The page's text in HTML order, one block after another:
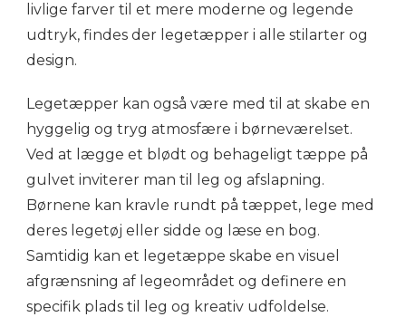
livlige farver til et mere moderne og legende
udtryk, findes der legetæpper i alle stilarter og
design.
Legetæpper kan også være med til at skabe en
hyggelig og tryg atmosfære i børneværelset.
Ved at lægge et blødt og behageligt tæppe på
gulvet inviterer man til leg og afslapning.
Børnene kan kravle rundt på tæppet, lege med
deres legetøj eller sidde og læse en bog.
Samtidig kan et legetæppe skabe en visuel
afgrænsning af legeområdet og definere en
specifik plads til leg og kreativ udfoldelse.